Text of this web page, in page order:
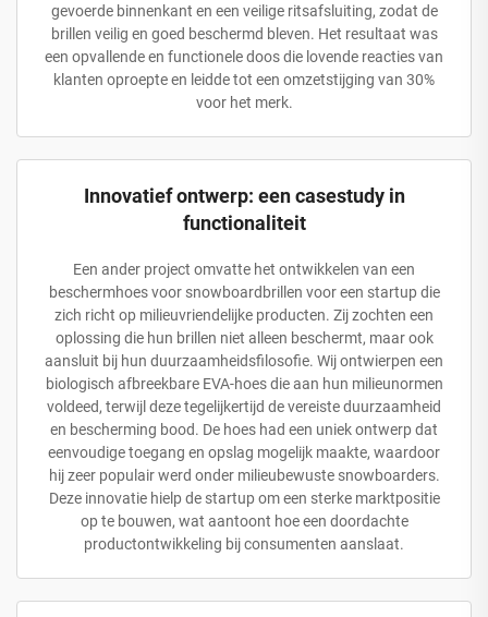
gevoerde binnenkant en een veilige ritsafsluiting, zodat de
brillen veilig en goed beschermd bleven. Het resultaat was
een opvallende en functionele doos die lovende reacties van
klanten oproepte en leidde tot een omzetstijging van 30%
voor het merk.
Innovatief ontwerp: een casestudy in
functionaliteit
Een ander project omvatte het ontwikkelen van een
beschermhoes voor snowboardbrillen voor een startup die
zich richt op milieuvriendelijke producten. Zij zochten een
oplossing die hun brillen niet alleen beschermt, maar ook
aansluit bij hun duurzaamheidsfilosofie. Wij ontwierpen een
biologisch afbreekbare EVA-hoes die aan hun milieunormen
voldeed, terwijl deze tegelijkertijd de vereiste duurzaamheid
en bescherming bood. De hoes had een uniek ontwerp dat
eenvoudige toegang en opslag mogelijk maakte, waardoor
hij zeer populair werd onder milieubewuste snowboarders.
Deze innovatie hielp de startup om een sterke marktpositie
op te bouwen, wat aantoont hoe een doordachte
productontwikkeling bij consumenten aanslaat.